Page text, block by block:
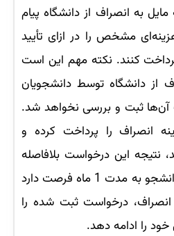
به انصراف از دانشگاه پیام
مشخص را در ازای تأیید
کنند. نکته مهم این است
از دانشگاه توسط دانشجویان
ثبت و بررسی نخواهد شد.
انصراف را پرداخت کرده و
نتیجه این درخواست بلافاصله
مشخص نخواهد شد و دانشجو به مدت 1 ماه فرصت دارد
درخواست ثبت شده را
را ادامه دهد.